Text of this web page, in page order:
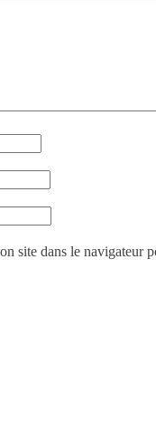
site dans le navigateur